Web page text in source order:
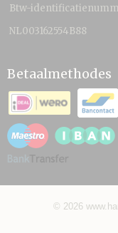
Btw-
NL003162554B88
Betaalmethodes
© 2026